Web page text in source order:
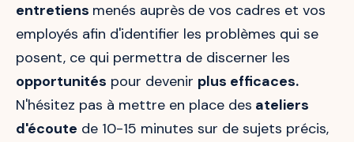
entretiens menés auprès de vos cadres et vos
employés afin d'identifier les problèmes qui se
posent, ce qui permettra de discerner les
opportunités pour devenir plus efficaces.
N'hésitez pas à mettre en place des ateliers
d'écoute de 10-15 minutes sur de sujets précis,